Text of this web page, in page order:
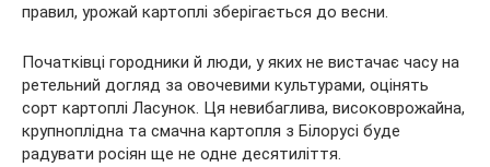
правил, урожай картоплі зберігається до весни.
Початківці городники й люди, у яких не вистачає часу на
ретельний догляд за овочевими культурами, оцінять
сорт картоплі Ласунок. Ця невибаглива, високоврожайна,
крупноплідна та смачна картопля з Білорусі буде
радувати росіян ще не одне десятиліття.